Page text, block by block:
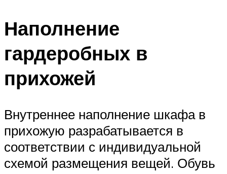
Наполнение
гардеробных в
прихожей
Внутреннее наполнение шкафа в
прихожую разрабатывается в
соответствии с индивидуальной
схемой размещения вещей. Обувь